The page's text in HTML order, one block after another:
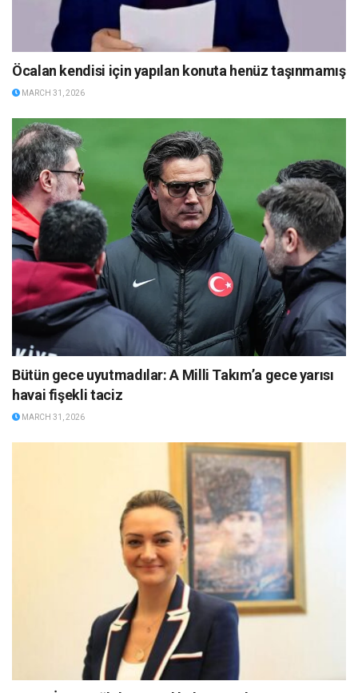
Öcalan kendisi için yapılan konuta henüz taşınmamış
MARCH 31, 2026
Bütün gece uyutmadılar: A Milli Takım’a gece yarısı
havai fişekli taciz
MARCH 31, 2026